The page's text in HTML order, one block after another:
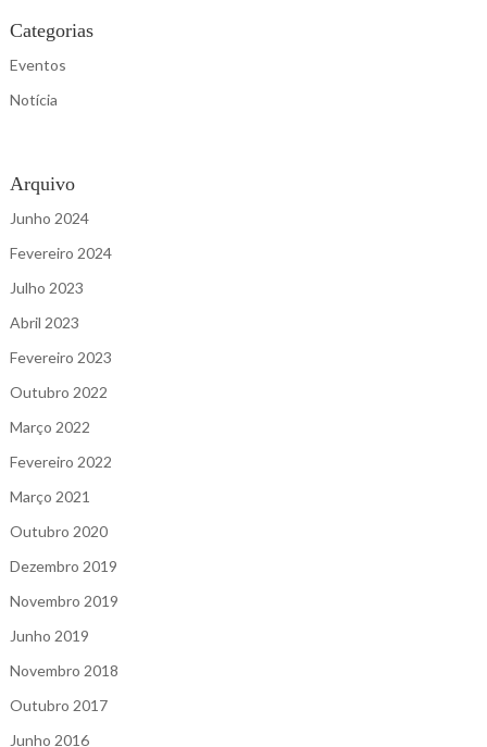
Categorias
Eventos
Notícia
Arquivo
Junho 2024
Fevereiro 2024
Julho 2023
Abril 2023
Fevereiro 2023
Outubro 2022
Março 2022
Fevereiro 2022
Março 2021
Outubro 2020
Dezembro 2019
Novembro 2019
Junho 2019
Novembro 2018
Outubro 2017
Junho 2016